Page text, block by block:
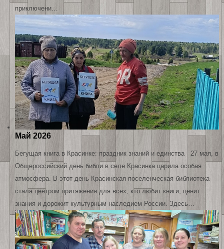
приключени…
Май 2026
Бегущая книга в Красинке: праздник знаний и единства 27 мая, в
Общероссийский день библи в селе Красинка царила особая
атмосфера. В этот день Красинская поселенческая библиотека
стала центром притяжения для всех, кто любит книги, ценит
знания и дорожит культурным наследием России. Здесь…